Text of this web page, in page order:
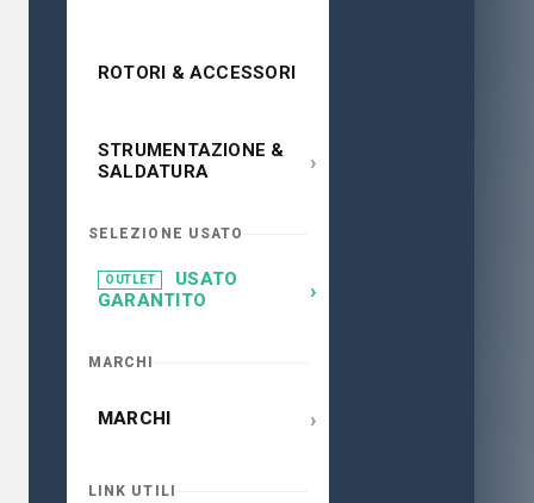
ROTORI & ACCESSORI
STRUMENTAZIONE &
SALDATURA
›
SELEZIONE USATO
OUTLET
USATO
GARANTITO
›
MARCHI
MARCHI ›
LINK UTILI